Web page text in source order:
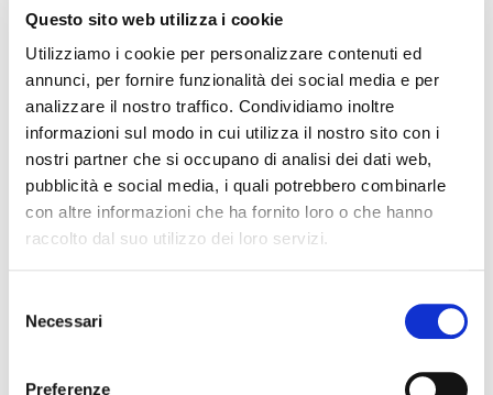
Questo sito web utilizza i cookie
Utilizziamo i cookie per personalizzare contenuti ed
annunci, per fornire funzionalità dei social media e per
analizzare il nostro traffico. Condividiamo inoltre
informazioni sul modo in cui utilizza il nostro sito con i
nostri partner che si occupano di analisi dei dati web,
pubblicità e social media, i quali potrebbero combinarle
con altre informazioni che ha fornito loro o che hanno
raccolto dal suo utilizzo dei loro servizi.
delNecessari
Preferenze
amplificatore per chitarra
FENDER